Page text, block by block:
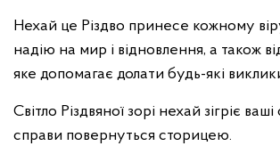
Нехай це Різдво принесе кожному
надію на мир і відновлення, а також
яке допомагає долати будь-які
Світло Різдвяної зорі нехай зігріє
справи повернуться сторицею.